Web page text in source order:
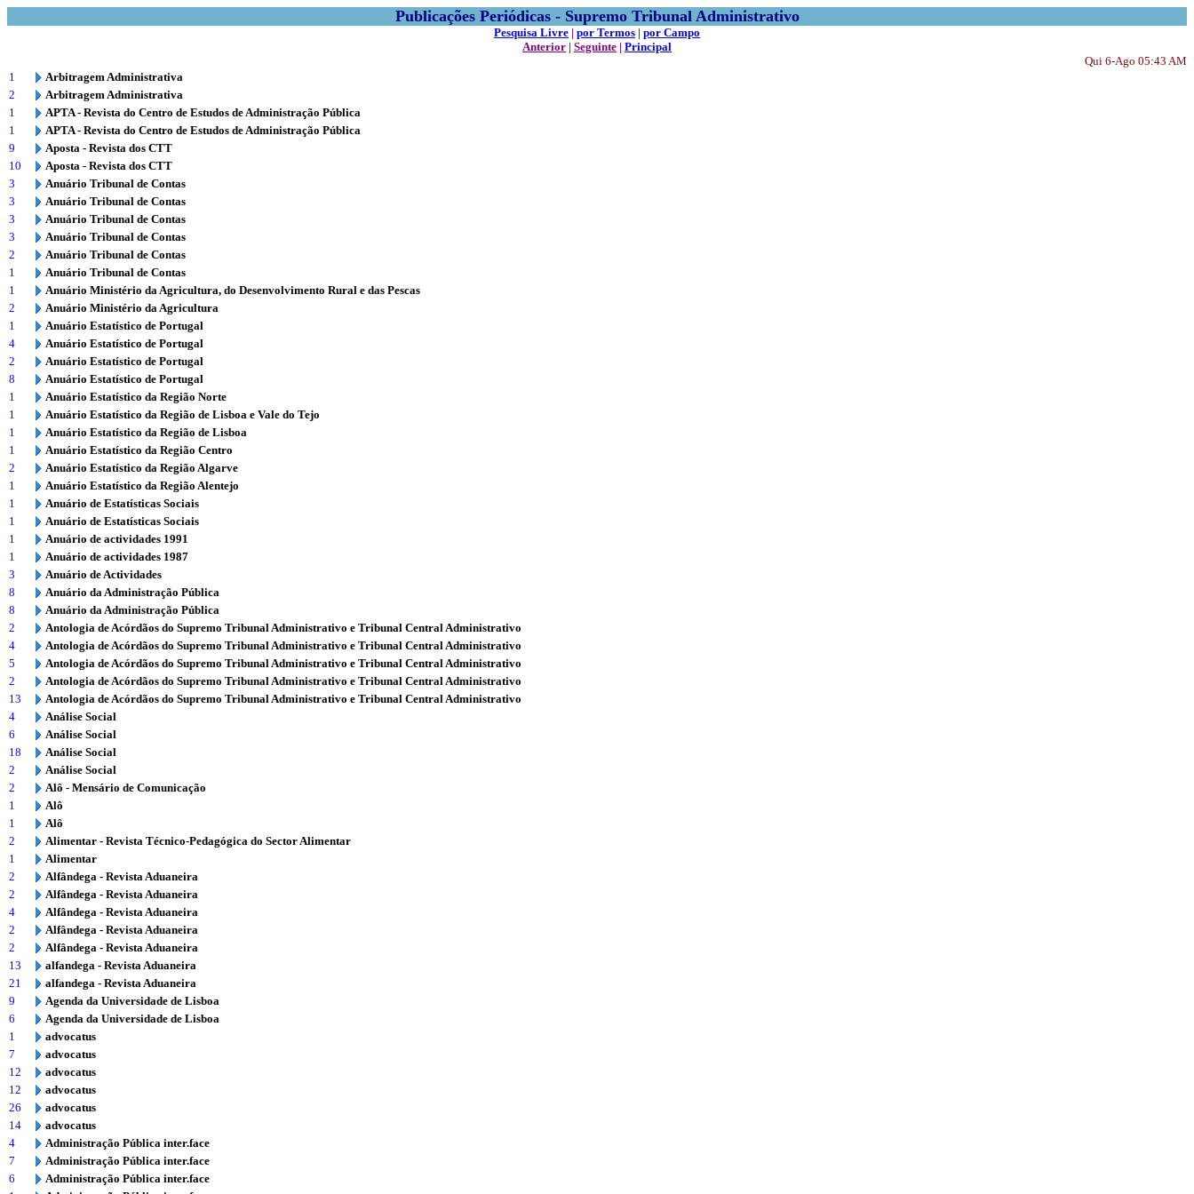
Publicações Periódicas - Supremo Tribunal Administrativo
Pesquisa Livre | por Termos | por Campo
Anterior | Seguinte | Principal
Qui 6-Ago 05:43 AM
1
Arbitragem Administrativa
2
Arbitragem Administrativa
1
APTA - Revista do Centro de Estudos de Administração Pública
1
APTA - Revista do Centro de Estudos de Administração Pública
9
Aposta - Revista dos CTT
10
Aposta - Revista dos CTT
3
Anuário Tribunal de Contas
3
Anuário Tribunal de Contas
3
Anuário Tribunal de Contas
3
Anuário Tribunal de Contas
2
Anuário Tribunal de Contas
1
Anuário Tribunal de Contas
1
Anuário Ministério da Agricultura, do Desenvolvimento Rural e das Pescas
2
Anuário Ministério da Agricultura
1
Anuário Estatístico de Portugal
4
Anuário Estatístico de Portugal
2
Anuário Estatístico de Portugal
8
Anuário Estatístico de Portugal
1
Anuário Estatístico da Região Norte
1
Anuário Estatístico da Região de Lisboa e Vale do Tejo
1
Anuário Estatístico da Região de Lisboa
1
Anuário Estatístico da Região Centro
2
Anuário Estatístico da Região Algarve
1
Anuário Estatístico da Região Alentejo
1
Anuário de Estatísticas Sociais
1
Anuário de Estatísticas Sociais
1
Anuário de actividades 1991
1
Anuário de actividades 1987
3
Anuário de Actividades
8
Anuário da Administração Pública
8
Anuário da Administração Pública
2
Antologia de Acórdãos do Supremo Tribunal Administrativo e Tribunal Central Administrativo
4
Antologia de Acórdãos do Supremo Tribunal Administrativo e Tribunal Central Administrativo
5
Antologia de Acórdãos do Supremo Tribunal Administrativo e Tribunal Central Administrativo
2
Antologia de Acórdãos do Supremo Tribunal Administrativo e Tribunal Central Administrativo
13
Antologia de Acórdãos do Supremo Tribunal Administrativo e Tribunal Central Administrativo
4
Análise Social
6
Análise Social
18
Análise Social
2
Análise Social
2
Alô - Mensário de Comunicação
1
Alô
1
Alô
2
Alimentar - Revista Técnico-Pedagógica do Sector Alimentar
1
Alimentar
2
Alfândega - Revista Aduaneira
2
Alfândega - Revista Aduaneira
4
Alfândega - Revista Aduaneira
2
Alfândega - Revista Aduaneira
2
Alfândega - Revista Aduaneira
13
alfandega - Revista Aduaneira
21
alfandega - Revista Aduaneira
9
Agenda da Universidade de Lisboa
6
Agenda da Universidade de Lisboa
1
advocatus
7
advocatus
12
advocatus
12
advocatus
26
advocatus
14
advocatus
4
Administração Pública inter.face
7
Administração Pública inter.face
6
Administração Pública inter.face